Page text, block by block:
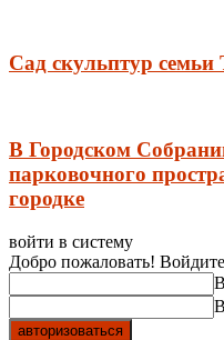
Сад скульптур
В Городском
парковочного
городке
войти в систему
Добро пожаловать!